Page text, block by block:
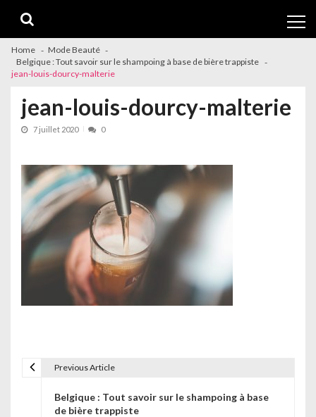
navigation
content
Home
Mode Beauté
Belgique : Tout savoir sur le shampoing à base de bière trappiste
jean-louis-dourcy-malterie
jean-louis-dourcy-malterie
7 juillet 2020 0
Previous Article
Belgique : Tout savoir sur le shampoing à base
de bière trappiste